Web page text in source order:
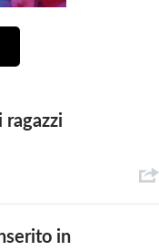
ragazzi
in